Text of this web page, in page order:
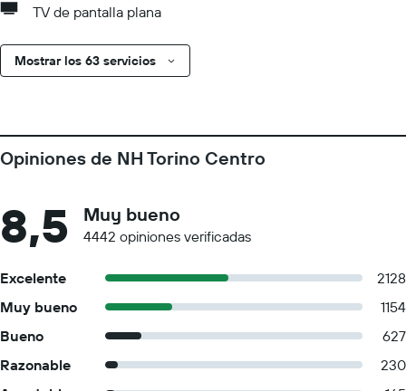
TV de pantalla plana
Mostrar los 63 servicios
Opiniones de NH Torino Centro
8,5 Muy bueno
4442 opiniones verificadas
Excelente
2128
Muy bueno
1154
Bueno
627
Razonable
230